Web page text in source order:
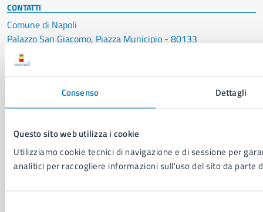
Consenso Dettagli
Questo sito web utilizza i cookie
Utilizziamo cookie tecnici di navigazione e di sessione per
analitici per raccogliere informazioni sull'uso del sito da parte
CONTATTI
Comune di Napoli
Palazzo San Giacomo, Piazza Municipio - 80133
P. IVA: 01207650639
LEI: 8156007FF4DEB97ABA09
PEC:urp@pec.comune.napoli.it
Centralino unico:0817951111
Leggi le FAQ